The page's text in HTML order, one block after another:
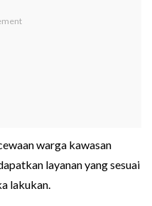
warga kawasan
layanan yang sesuai
lakukan.